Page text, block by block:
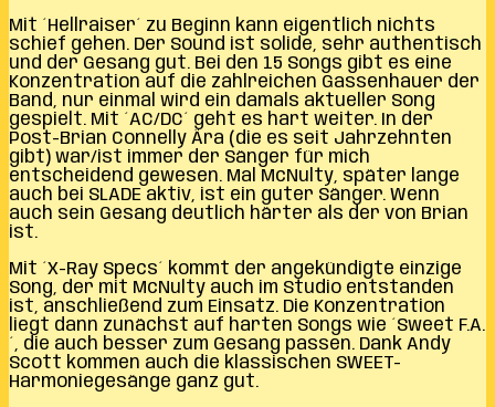
Mit ´Hellraiser´ zu Beginn kann eigentlich nichts
schief gehen. Der Sound ist solide, sehr authentisch
und der Gesang gut. Bei den 15 Songs gibt es eine
Konzentration auf die zahlreichen Gassenhauer der
Band, nur einmal wird ein damals aktueller Song
gespielt. Mit ´AC/DC´ geht es hart weiter. In der
Post-Brian Connelly Ära (die es seit Jahrzehnten
gibt) war/ist immer der Sänger für mich
entscheidend gewesen. Mal McNulty, später lange
auch bei SLADE aktiv, ist ein guter Sänger. Wenn
auch sein Gesang deutlich härter als der von Brian
ist.
Mit ´X-Ray Specs´ kommt der angekündigte einzige
Song, der mit McNulty auch im Studio entstanden
ist, anschließend zum Einsatz. Die Konzentration
liegt dann zunächst auf harten Songs wie ´Sweet F.A.
´, die auch besser zum Gesang passen. Dank Andy
Scott kommen auch die klassischen SWEET-
Harmoniegesänge ganz gut.